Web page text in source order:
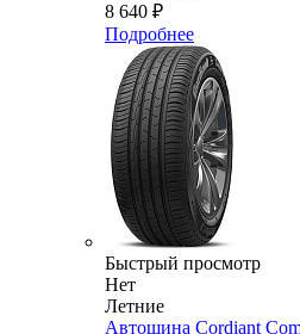
8 640 ₽
Подробнее
Быстрый просмотр
Нет
Летние
Автошина Cordiant